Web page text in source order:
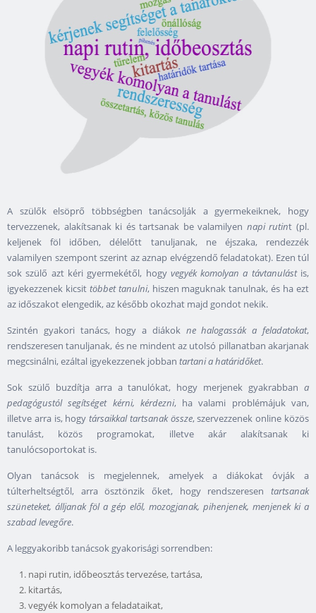
A szülők elsöprő többségben tanácsolják a gyermekeiknek, hogy
tervezzenek, alakítsanak ki és tartsanak be valamilyen napi rutint (pl.
keljenek föl időben, délelőtt tanuljanak, ne éjszaka, rendezzék
valamilyen szempont szerint az aznap elvégzendő feladatokat). Ezen túl
sok szülő azt kéri gyermekétől, hogy vegyék komolyan a távtanulástis,
igyekezzenek kicsit többet tanulni, hiszen maguknak tanulnak, és ha ezt
az időszakot elengedik, az később okozhat majd gondot nekik.
Szintén gyakori tanács, hogy a diákok ne halogassák a feladatokat,
rendszeresen tanuljanak, és ne mindent az utolsó pillanatban akarjanak
megcsinálni, ezáltal igyekezzenek jobban tartani a határidőket.
Sok szülő buzdítja arra a tanulókat, hogy merjenek gyakrabban a
pedagógustól segítséget kérni, kérdezni, ha valami problémájuk van,
illetve arra is, hogytársaikkal tartsanak össze, szervezzenek online közös
tanulást, közös programokat, illetve akár alakítsanak ki
tanulócsoportokat is.
Olyan tanácsok is megjelennek, amelyek a diákokat óvják a
túlterheltségtől, arra ösztönzik őket, hogy rendszeresen tartsanak
szüneteket, álljanak föl a gép elől, mozogjanak, pihenjenek, menjenek ki a
szabad levegőre.
A leggyakoribb tanácsok gyakorisági sorrendben:
napi rutin, időbeosztás tervezése, tartása,
kitartás,
vegyék komolyan a feladataikat,